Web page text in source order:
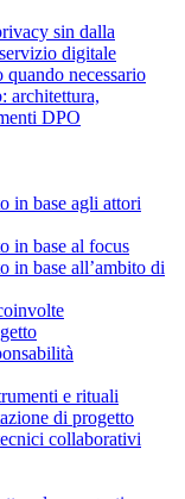
sin dalla
digitale
necessario
architettura,
DPO
in base agli attori
in base al focus
in base all’ambito di
e rituali
di progetto
collaborativi